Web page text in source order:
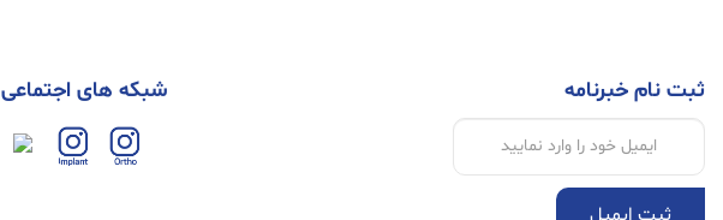
ثبت نام خبرنامه
ثبت ایمیل
شبکه های اجتماعی